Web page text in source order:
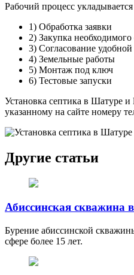
Рабочий процесс
1) Обработка заявки
2) Закупка
3) Согласование
4) Земельные работы
5) Монтаж под ключ
6) Тестовые запуски
Установка септика в Шатуре
указанному на сайте номеру
Другие статьи
Абиссинская скважина
Бурение абиссинской
сфере более 15 лет.